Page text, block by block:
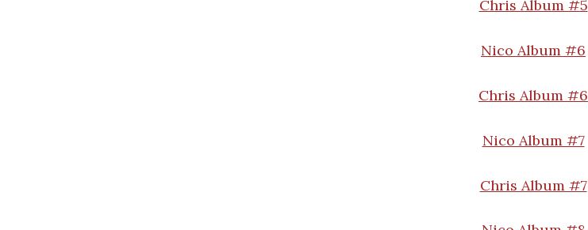
Chris Album #5
Nico Album #6
Chris Album #6
Nico Album #7
Chris Album #7